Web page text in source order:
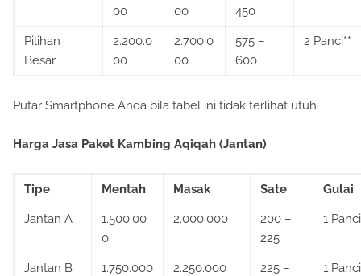
00
00
450
Pilihan
Besar
2.200.0
00
2.700.0
00
575 –
600
2 Panci**
Putar Smartphone Anda bila tabel ini tidak terlihat utuh
Harga Jasa Paket Kambing Aqiqah (Jantan)
Tipe Mentah Masak Sate Gulai
Jantan A
1.500.00
0
2.000.000
200 –
225
1 Panci
Jantan B 1.750.000 2.250.000
225 –
1 Panci